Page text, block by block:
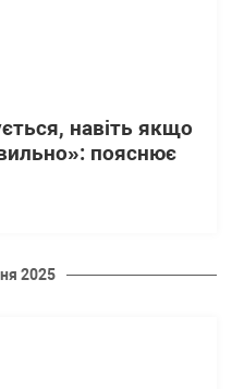
навіть якщо
пояснює
2025